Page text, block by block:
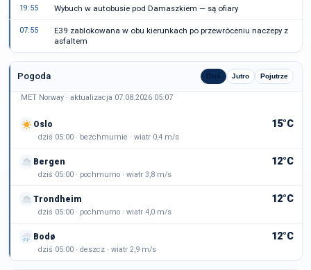
19:55 Wybuch w autobusie pod Damaszkiem — są ofiary
07:55
E39 zablokowana w obu kierunkach po przewróceniu naczepy z
asfaltem
Pogoda Dziś Jutro Pojutrze
MET Norway · aktualizacja 07.08.2026 05:07
Oslo 15°C
dziś 05:00 · bezchmurnie · wiatr 0,4 m/s
Bergen 12°C
dziś 05:00 · pochmurno · wiatr 3,8 m/s
Trondheim 12°C
dziś 05:00 · pochmurno · wiatr 4,0 m/s
Bodø 12°C
dziś 05:00 · deszcz · wiatr 2,9 m/s